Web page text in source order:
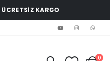
ÜCRETSİZ KARGO
0